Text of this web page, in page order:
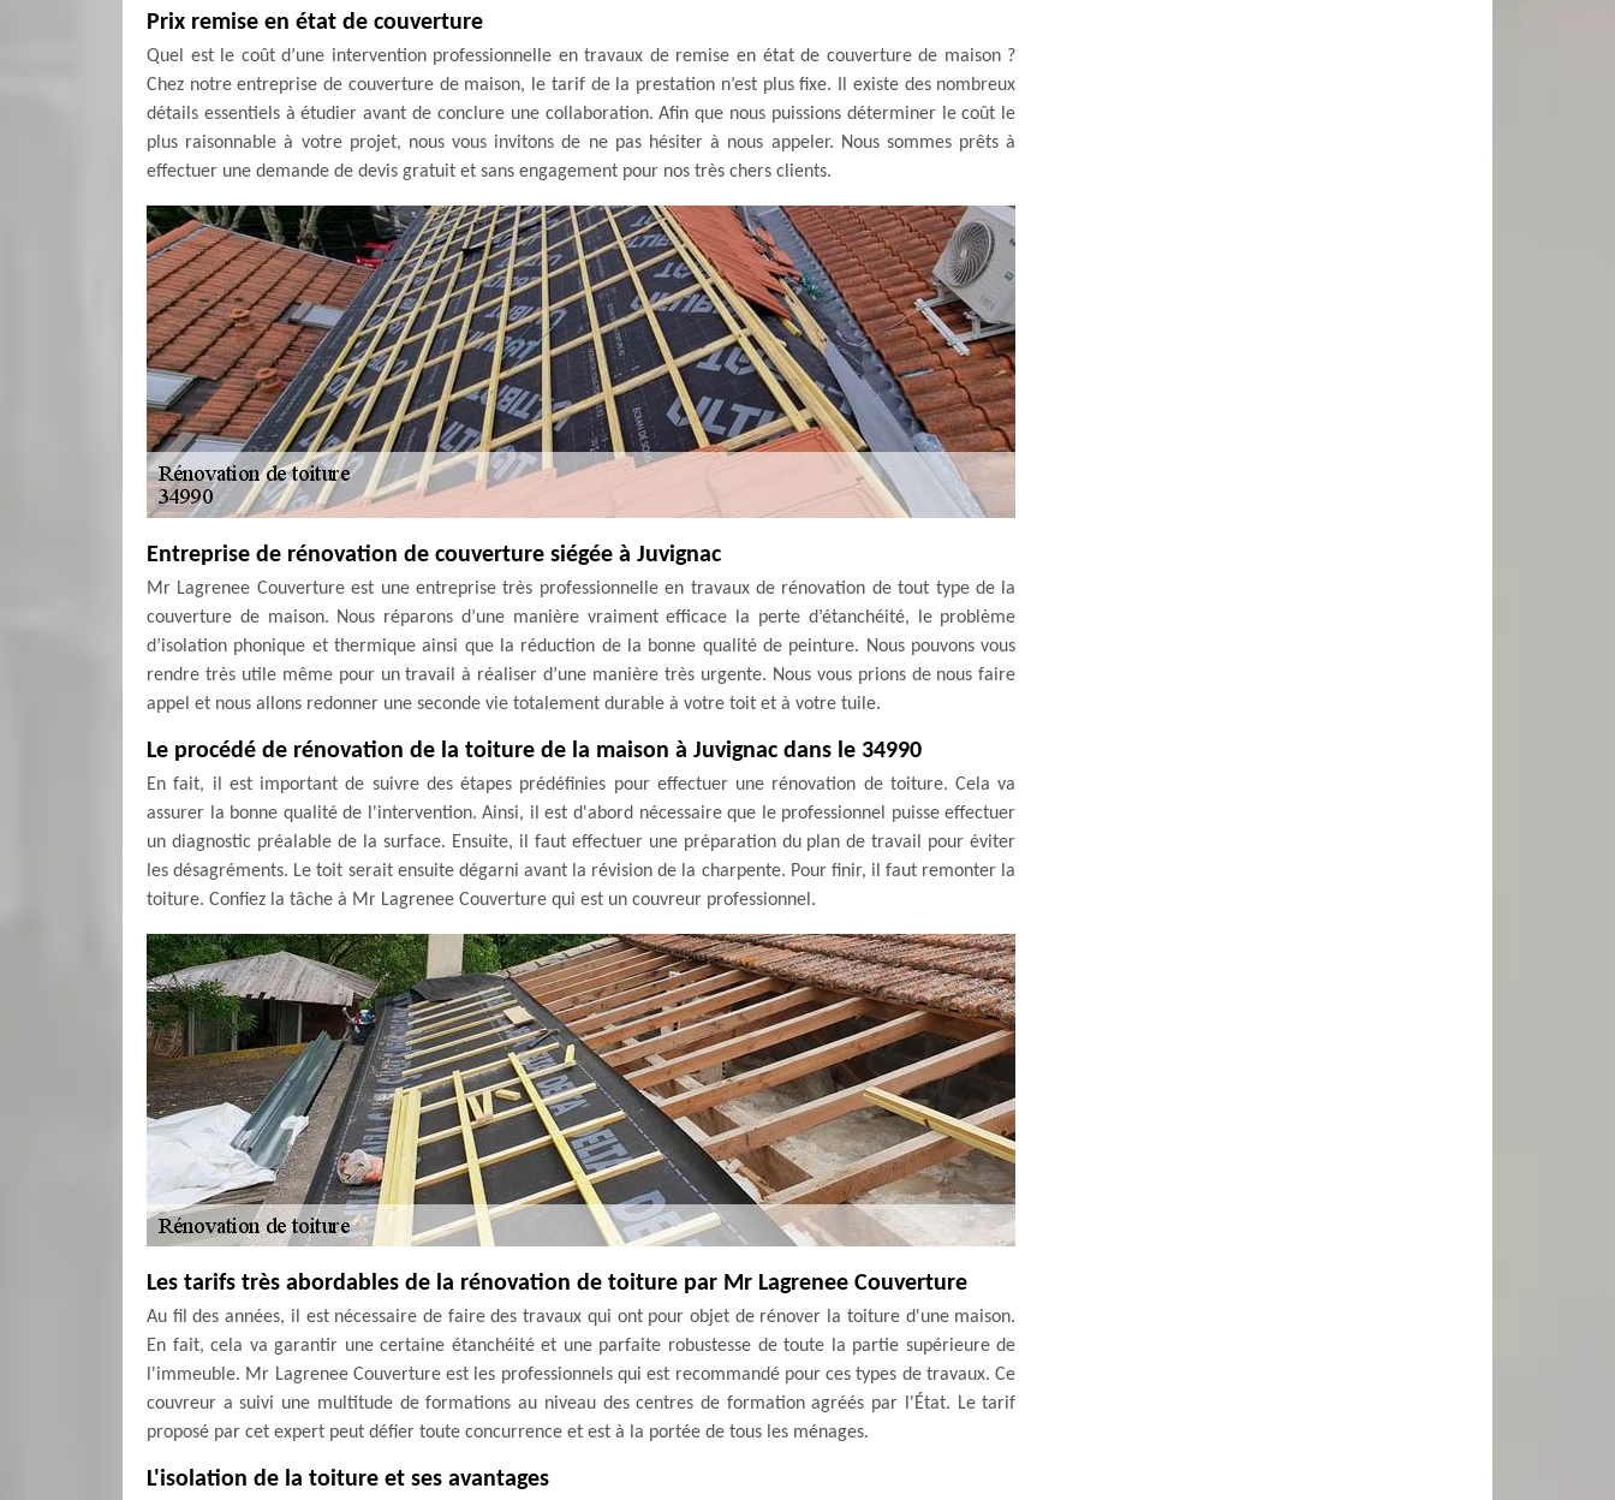
Prix remise en état de couverture
Quel est le coût d’une intervention professionnelle en travaux de remise en état de couverture de maison ?
Chez notre entreprise de couverture de maison, le tarif de la prestation n’est plus fixe. Il existe des nombreux
détails essentiels à étudier avant de conclure une collaboration. Afin que nous puissions déterminer le coût le
plus raisonnable à votre projet, nous vous invitons de ne pas hésiter à nous appeler. Nous sommes prêts à
effectuer une demande de devis gratuit et sans engagement pour nos très chers clients.
Entreprise de rénovation de couverture siégée à Juvignac
Mr Lagrenee Couverture est une entreprise très professionnelle en travaux de rénovation de tout type de la
couverture de maison. Nous réparons d’une manière vraiment efficace la perte d’étanchéité, le problème
d’isolation phonique et thermique ainsi que la réduction de la bonne qualité de peinture. Nous pouvons vous
rendre très utile même pour un travail à réaliser d’une manière très urgente. Nous vous prions de nous faire
appel et nous allons redonner une seconde vie totalement durable à votre toit et à votre tuile.
Le procédé de rénovation de la toiture de la maison à Juvignac dans le 34990
En fait, il est important de suivre des étapes prédéfinies pour effectuer une rénovation de toiture. Cela va
assurer la bonne qualité de l'intervention. Ainsi, il est d'abord nécessaire que le professionnel puisse effectuer
un diagnostic préalable de la surface. Ensuite, il faut effectuer une préparation du plan de travail pour éviter
les désagréments. Le toit serait ensuite dégarni avant la révision de la charpente. Pour finir, il faut remonter la
toiture. Confiez la tâche à Mr Lagrenee Couverture qui est un couvreur professionnel.
Les tarifs très abordables de la rénovation de toiture par Mr Lagrenee Couverture
Au fil des années, il est nécessaire de faire des travaux qui ont pour objet de rénover la toiture d'une maison.
En fait, cela va garantir une certaine étanchéité et une parfaite robustesse de toute la partie supérieure de
l'immeuble. Mr Lagrenee Couverture est les professionnels qui est recommandé pour ces types de travaux. Ce
couvreur a suivi une multitude de formations au niveau des centres de formation agréés par l'État. Le tarif
proposé par cet expert peut défier toute concurrence et est à la portée de tous les ménages.
L'isolation de la toiture et ses avantages